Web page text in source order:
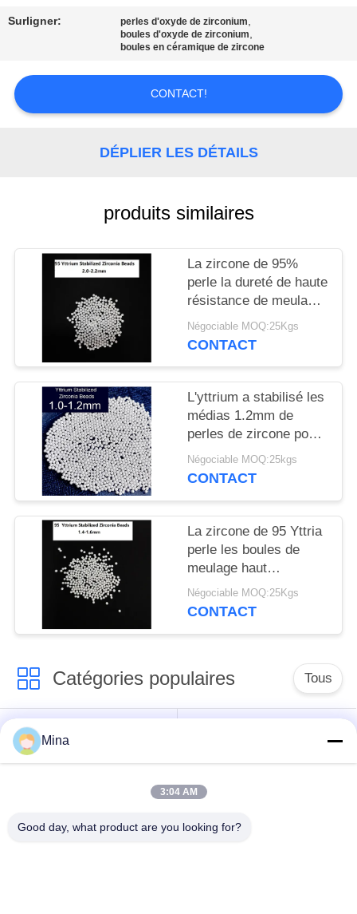
CONTACTEZ-
NOUVELLES
DEMANDEZ
CITATION
PLAN
POLITIQUE
DE
CONFIDENTIALITÉ
Surligner: perles d'oxyde de zirconium,
boules d'oxyde de zirconium,
boules en céramique de zircone
CONTACT!
DÉPLIER LES DÉTAILS
produits similaires
La zircone de 95%
perle la dureté de haute
résistance de meulage
de médias de zircone
de 2.0-2.2mm
Négociable MOQ:25Kgs
CONTACT
L'yttrium a stabilisé les
médias 1.2mm de
perles de zircone pour
le meulage de
pesticides d'adhésifs
Négociable MOQ:25kgs
CONTACT
La zircone de 95 Yttria
perle les boules de
meulage haut
Strengnth de zircone
de 1.4-1.6mm
Négociable MOQ:25Kgs
CONTACT
Catégories populaires Tous
Perles de sablage en
céramique
Médias de broyage
Mina
3:04 AM
Good day, what product are you looking for?